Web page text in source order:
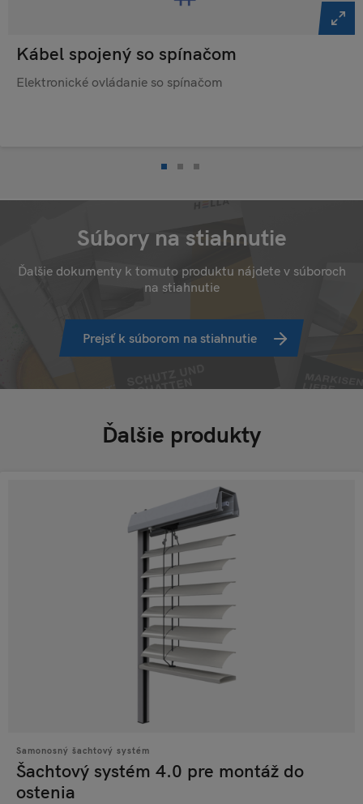
Kábel spojený so spínačom
Elektronické ovládanie so spínačom
Súbory na stiahnutie
Ďalšie dokumenty k tomuto produktu nájdete v súboroch
na stiahnutie
Prejsť k súborom na stiahnutie
Ďalšie produkty
Samonosný šachtový systém
Šachtový systém 4.0 pre montáž do
ostenia